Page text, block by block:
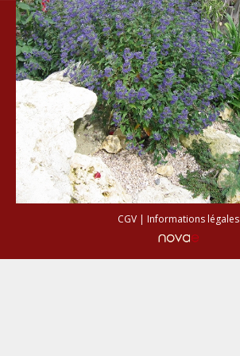
Conseils de plantation
Accès & Contact
CGV| Informations légales